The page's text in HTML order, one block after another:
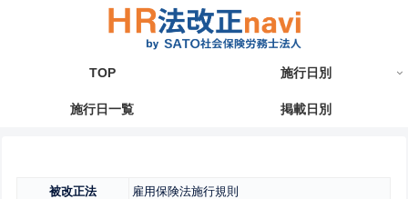
TOP 施行日別
施行日一覧 掲載日別
被改正法 雇用保険法施行規則